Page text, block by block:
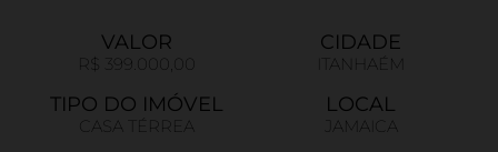
VALOR
R$ 399.000,00
CIDADE
ITANHAÉM
TIPO DO IMÓVEL
CASA TÉRREA
LOCAL
JAMAICA